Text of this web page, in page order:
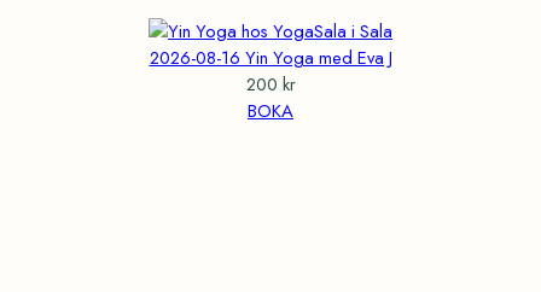
2026-08-16 Yin Yoga med Eva J
200 kr
BOKA